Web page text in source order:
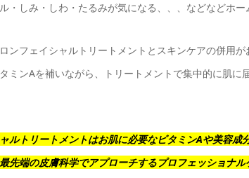
・しみ・しわ・たるみが気になる、、、などなどホ
ンフェイシャルトリートメントとスキンケアの併用が
ミンAを補いながら、トリートメントで集中的に肌に
ルトリートメントはお肌に必要なビタミンAや美容成
先端の皮膚科学でアプローチするプロフェッショナル